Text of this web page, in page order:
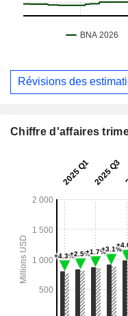
Révisions des
Chiffre d'affaires